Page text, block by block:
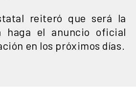
reiteró que será la
haga el anuncio oficial
en los próximos días.